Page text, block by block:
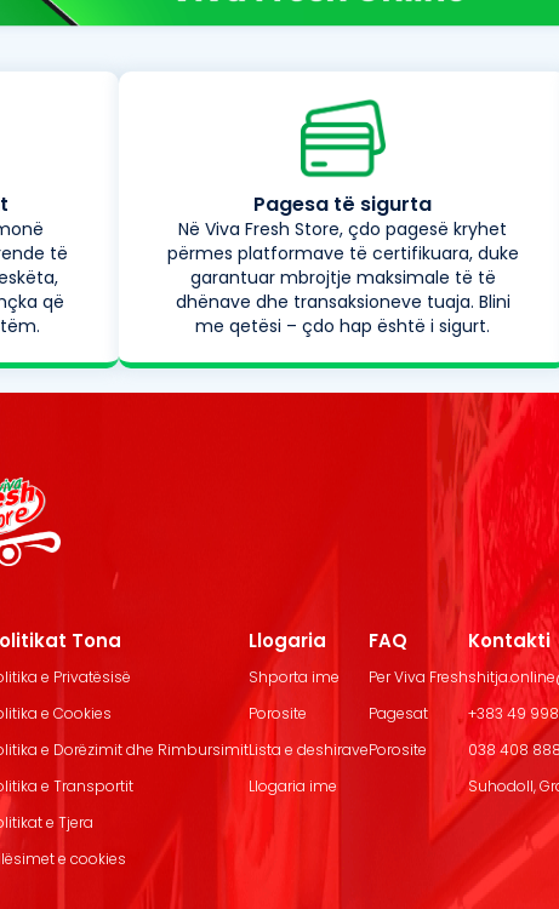
të
që
Pagesa të sigurta
Në Viva Fresh Store, çdo pagesë kryhet
përmes platformave të certifikuara, duke
garantuar mbrojtje maksimale të të
dhënave dhe transaksioneve tuaja. Blini
me qetësi – çdo hap është i sigurt.
Tona
e Privatësisë
e Cookies
e Dorëzimit dhe Rimbursimit
e Transportit
e Tjera
e cookies
Llogaria
Shporta ime
Porosite
Lista e deshirave
Llogaria ime
FAQ
Per Viva Fresh
Pagesat
Porosite
Kontakti
+383 49
038 408 888
Suhodoll,